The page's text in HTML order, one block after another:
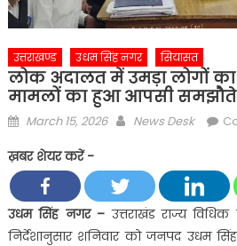
उत्तराखण्ड उधम सिंह नगर सियासत
लोक अदालत में उमड़ा लोगों का
मामलों का हुआ आपसी समझौते
Posted
March 15, 2026 Author
News Desk
ख़बर शेयर करें -
उधम सिंह नगर – उत्तराखंड राज्य
निर्देशानुसार शनिवार को जनपद उधम